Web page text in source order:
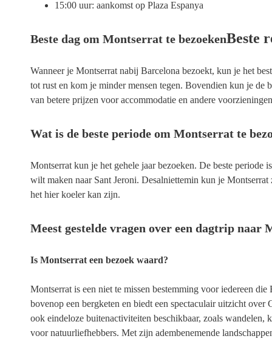
15:00 uur: aankomst op Plaza Espanya
Beste dag om Montserrat te bezoekenBeste
Wanneer je Montserrat nabij Barcelona bezoekt, kun je het
tot rust en kom je minder mensen tegen. Bovendien kun je de
van betere prijzen voor accommodatie en andere
Wat is de beste periode om Montserrat te
Montserrat kun je het gehele jaar bezoeken. De beste periode
wilt maken naar Sant Jeroni. Desalniettemin kun je
het hier koeler kan zijn.
Meest gestelde vragen over een dagtrip naar
Is Montserrat een bezoek waard?
Montserrat is een niet te missen bestemming voor iedereen
bovenop een bergketen en biedt een spectaculair uitzicht
ook eindeloze buitenactiviteiten beschikbaar, zoals
voor natuurliefhebbers. Met zijn adembenemende